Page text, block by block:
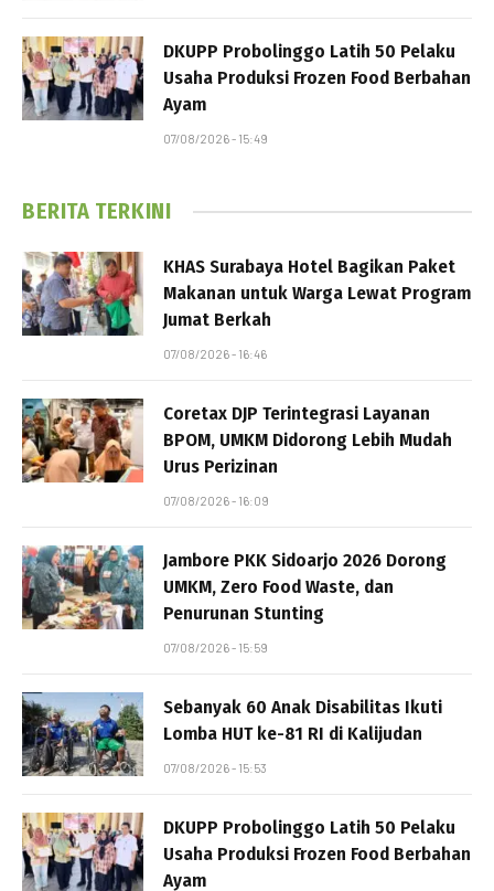
DKUPP Probolinggo Latih 50 Pelaku
Usaha Produksi Frozen Food Berbahan
Ayam
07/08/2026 - 15:49
BERITA TERKINI
KHAS Surabaya Hotel Bagikan Paket
Makanan untuk Warga Lewat Program
Jumat Berkah
07/08/2026 - 16:46
Coretax DJP Terintegrasi Layanan
BPOM, UMKM Didorong Lebih Mudah
Urus Perizinan
07/08/2026 - 16:09
Jambore PKK Sidoarjo 2026 Dorong
UMKM, Zero Food Waste, dan
Penurunan Stunting
07/08/2026 - 15:59
Sebanyak 60 Anak Disabilitas Ikuti
Lomba HUT ke-81 RI di Kalijudan
07/08/2026 - 15:53
DKUPP Probolinggo Latih 50 Pelaku
Usaha Produksi Frozen Food Berbahan
Ayam